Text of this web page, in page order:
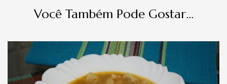
Você Também Pode Gostar...